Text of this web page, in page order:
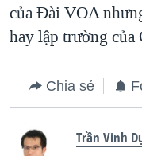
của Ðài VOA
hay lập trường
Chia sẻ
Trần Vinh